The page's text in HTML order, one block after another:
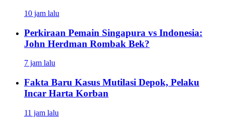
10 jam lalu
Perkiraan Pemain Singapura vs Indonesia:
John Herdman Rombak Bek?
7 jam lalu
Fakta Baru Kasus Mutilasi Depok, Pelaku
Incar Harta Korban
11 jam lalu